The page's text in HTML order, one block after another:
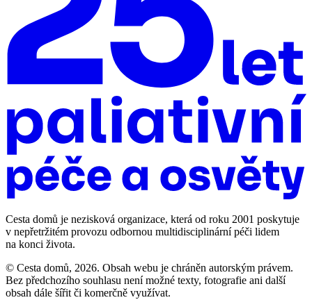
Cesta domů je nezisková organizace, která od roku 2001 poskytuje
v nepřetržitém provozu odbornou multidisciplinární péči lidem
na konci života.
© Cesta domů, 2026. Obsah webu je chráněn autorským právem.
Bez předchozího souhlasu není možné texty, fotografie ani další
obsah dále šířit či komerčně využívat.